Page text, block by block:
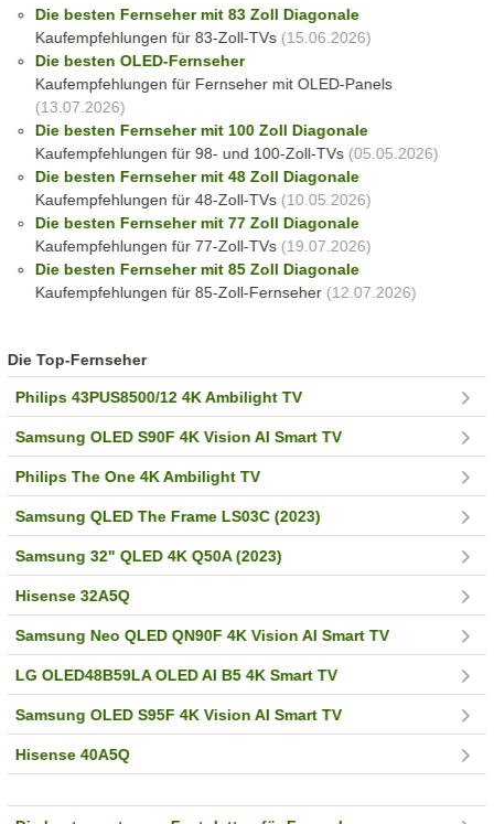
Die besten Fernseher mit 83 Zoll Diagonale
Kaufempfehlungen für 83-Zoll-TVs(15.06.2026)
Die besten OLED-Fernseher
Kaufempfehlungen für Fernseher mit OLED-Panels
(13.07.2026)
Die besten Fernseher mit 100 Zoll Diagonale
Kaufempfehlungen für 98- und 100-Zoll-TVs(05.05.2026)
Die besten Fernseher mit 48 Zoll Diagonale
Kaufempfehlungen für 48-Zoll-TVs(10.05.2026)
Die besten Fernseher mit 77 Zoll Diagonale
Kaufempfehlungen für 77-Zoll-TVs(19.07.2026)
Die besten Fernseher mit 85 Zoll Diagonale
Kaufempfehlungen für 85-Zoll-Fernseher(12.07.2026)
Die Top-Fernseher
Philips 43PUS8500/12 4K Ambilight TV
Samsung OLED S90F 4K Vision AI Smart TV
Philips The One 4K Ambilight TV
Samsung QLED The Frame LS03C (2023)
Samsung 32" QLED 4K Q50A (2023)
Hisense 32A5Q
Samsung Neo QLED QN90F 4K Vision AI Smart TV
LG OLED48B59LA OLED AI B5 4K Smart TV
Samsung OLED S95F 4K Vision AI Smart TV
Hisense 40A5Q